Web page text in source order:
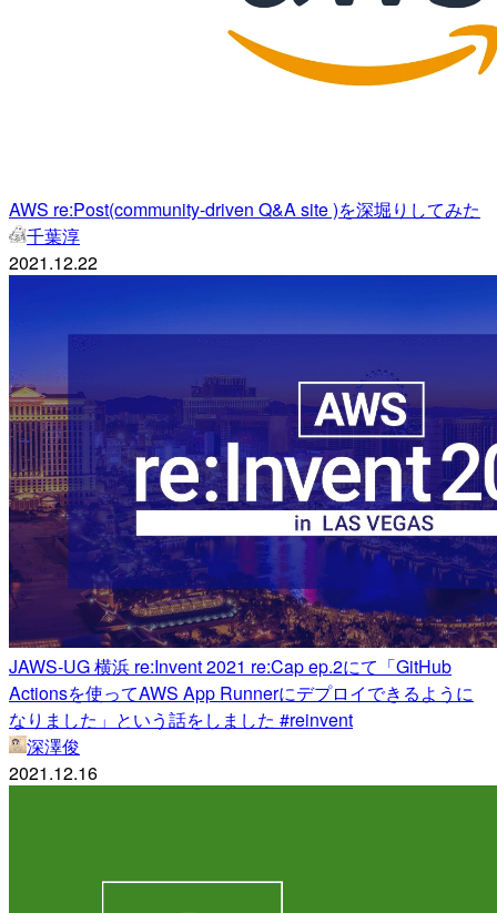
AWS re:Post(community-driven Q&A site )を深堀りしてみた
千葉淳
2021.12.22
JAWS-UG 横浜 re:Invent 2021 re:Cap ep.2にて「GitHub
Actionsを使ってAWS App Runnerにデプロイできるように
なりました」という話をしました #reinvent
深澤俊
2021.12.16